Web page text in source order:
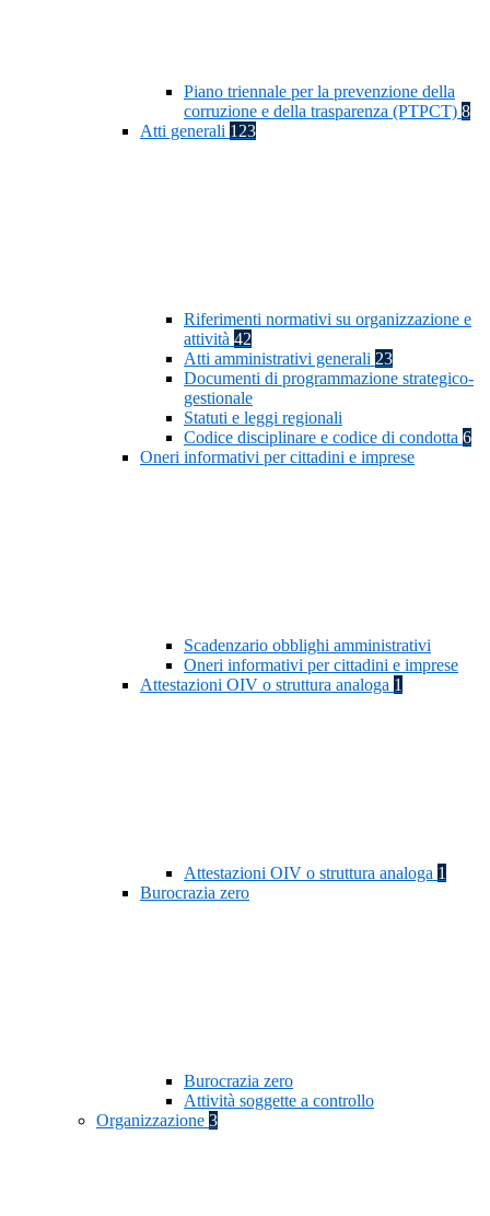
Piano triennale per la prevenzione della
corruzione e della trasparenza (PTPCT) 8
Atti generali 123
Riferimenti normativi su organizzazione e
attività 42
Atti amministrativi generali 23
Documenti di programmazione strategico-
gestionale
Statuti e leggi regionali
Codice disciplinare e codice di condotta 6
Oneri informativi per cittadini e imprese
Scadenzario obblighi amministrativi
Oneri informativi per cittadini e imprese
Attestazioni OIV o struttura analoga 1
Attestazioni OIV o struttura analoga 1
Burocrazia zero
Burocrazia zero
Attività soggette a controllo
Organizzazione 3